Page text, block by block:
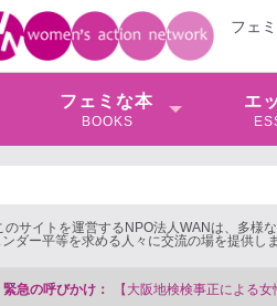
フェ
フェミな本
BOOKS
エ
サイトを運営するNPO法人WANは、多様
ダー平等を求める人々に交流の場を提供しま
緊急の呼びかけ：
事正による女性検事への性的暴行事件】 ◆